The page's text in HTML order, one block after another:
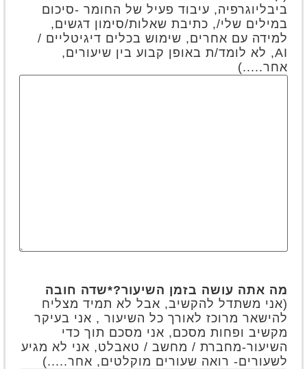
ביבליוגרפיה, עיבוד פעיל של החומר -סיכום
במילים שלי/, כתיבת שאלות/סימון דגשים,
למידה עם אחרים, שימוש בכלים דיגיטליים /
AI, לא לומד/ת באופן קבוע בין שיעורים,
אחר.....)
מה אתה עושה בזמן השיעור?*שדה חובה
(אני משתדל להקשיב, אבל לא תמיד מצליח
להישאר מרוכז לאורך כל השיעור , אני בעיקר
מקשיב ופחות מסכם, אני מסכם תוך כדי
השיעור-מחברת / מחשב / טאבלט, אני לא מגיע
לשעורים- רואה שעורים מוקלטים, אחר.....)